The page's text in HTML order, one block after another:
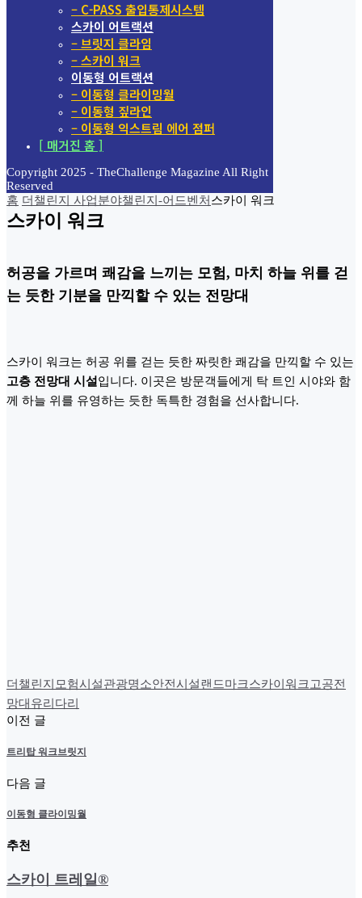
– C-PASS 출입통제시스템
스카이 어트랙션
– 브릿지 클라임
– 스카이 워크
이동형 어트랙션
– 이동형 클라이밍월
– 이동형 짚라인
– 이동형 익스트림 에어 점퍼
[ 매거진 홈 ]
Copyright 2025 - TheChallenge Magazine All Right
Reserved
홈 더챌린지 사업분야챌린지-어드벤처 스카이 워크
스카이 워크
허공을 가르며 쾌감을 느끼는 모험, 마치 하늘 위를 걷
는 듯한 기분을 만끽할 수 있는 전망대
스카이 워크는 허공 위를 걷는 듯한 짜릿한 쾌감을 만끽할 수 있는
고층 전망대 시설 입니다. 이곳은 방문객들에게 탁 트인 시야와 함
께 하늘 위를 유영하는 듯한 독특한 경험을 선사합니다.
더챌린지 모험시설관광명소안전시설랜드마크스카이워크 고공전
망대 유리다리
이전 글
트리탑 워크브릿지
다음 글
이동형 클라이밍월
추천
스카이 트레일®